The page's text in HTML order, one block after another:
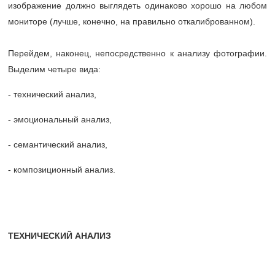
изображение должно выглядеть одинаково хорошо на любом
мониторе (лучше, конечно, на правильно откалиброванном).
Перейдем, наконец, непосредственно к анализу фотографии.
Выделим четыре вида:
- технический анализ,
- эмоциональный анализ,
- семантический анализ,
- композиционный анализ.
ТЕХНИЧЕСКИЙ АНАЛИЗ